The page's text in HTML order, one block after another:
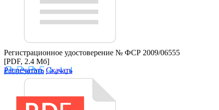
Регистрационное удостоверение № ФСР 2009/06555
[PDF, 2.4 Мб]
Распечатать Скачать